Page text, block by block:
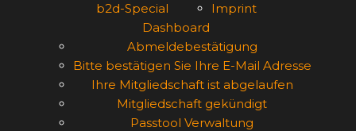
b2d-Special
Imprint
Dashboard
Abmeldebestätigung
Bitte bestätigen Sie Ihre E-Mail Adresse
Ihre Mitgliedschaft ist abgelaufen
Mitgliedschaft gekündigt
Passtool Verwaltung